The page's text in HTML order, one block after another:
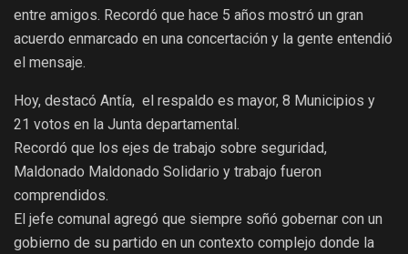
entre amigos. Recordó que hace 5 años mostró un gran
acuerdo enmarcado en una concertación y la gente entendió
el mensaje.
Hoy, destacó Antía, el respaldo es mayor, 8 Municipios y
21 votos en la Junta departamental.
Recordó que los ejes de trabajo sobre seguridad,
Maldonado Maldonado Solidario y trabajo fueron
comprendidos.
El jefe comunal agregó que siempre soñó gobernar con un
gobierno de su partido en un contexto complejo donde la